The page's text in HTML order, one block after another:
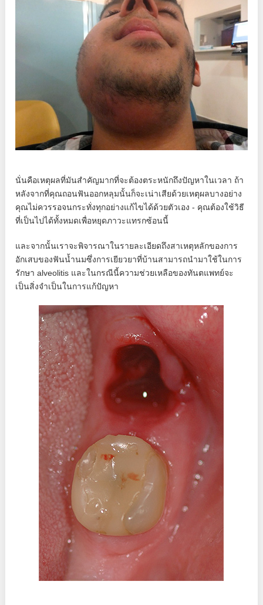
นั่นคือเหตุผลที่มันสำคัญมากที่จะต้องตระหนักถึงปัญหาในเวลา ถ้า
หลังจากที่คุณถอนฟันออกหลุมนั้นก็จะเน่าเสียด้วยเหตุผลบางอย่าง
คุณไม่ควรรอจนกระทั่งทุกอย่างแก้ไขได้ด้วยตัวเอง - คุณต้องใช้วิธี
ที่เป็นไปได้ทั้งหมดเพื่อหยุดภาวะแทรกซ้อนนี้
และจากนั้นเราจะพิจารณาในรายละเอียดถึงสาเหตุหลักของการ
อักเสบของฟันน้ำนมซึ่งการเยียวยาที่บ้านสามารถนำมาใช้ในการ
รักษา alveolitis และในกรณีนี้ความช่วยเหลือของทันตแพทย์จะ
เป็นสิ่งจำเป็นในการแก้ปัญหา